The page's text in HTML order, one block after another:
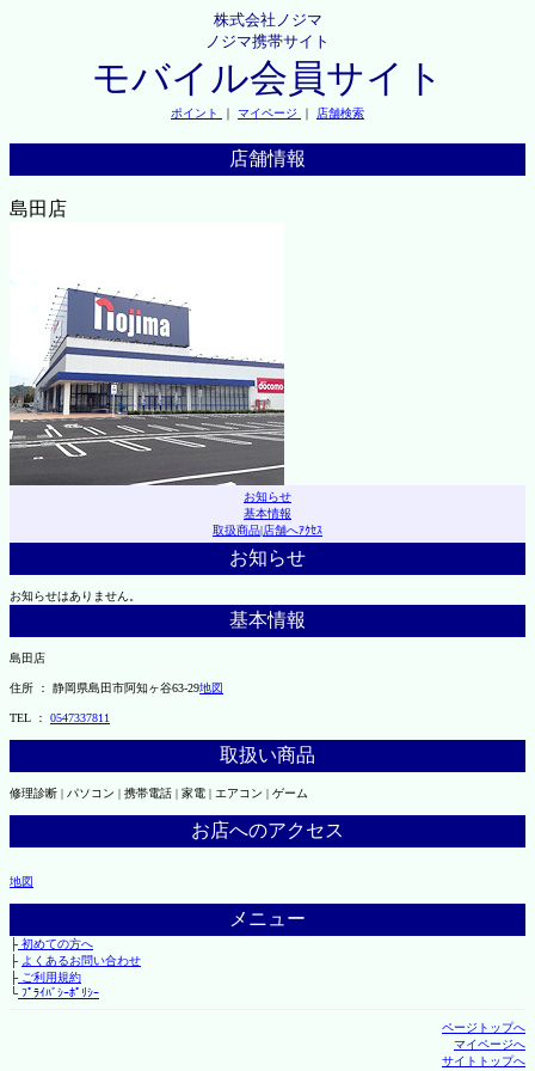
株式会社ノジマ
ノジマ携帯サイト
モバイル会員サイト
ポイント ｜ マイページ ｜ 店舗検索
店舗情報
島田店
お知らせ
基本情報
取扱商品|店舗へｱｸｾｽ
お知らせ
お知らせはありません。
基本情報
島田店
住所 ： 静岡県島田市阿知ヶ谷63-29地図
TEL ： 0547337811
取扱い商品
修理診断 | パソコン | 携帯電話 | 家電 | エアコン | ゲーム
お店へのアクセス
地図
メニュー
├初めての方へ
├ よくあるお問い合わせ
├ご利用規約
└ﾌﾟﾗｲﾊﾞｼｰﾎﾟﾘｼｰ
ページトップへ
マイページへ
サイトトップへ